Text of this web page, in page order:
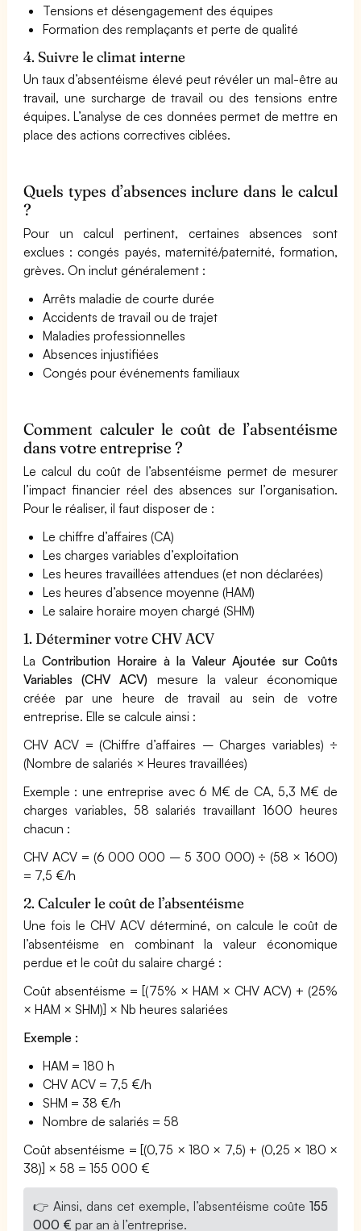
Tensions et désengagement des équipes
Formation des remplaçants et perte de qualité
4. Suivre le climat interne
Un taux d’absentéisme élevé peut révéler un mal-être au
travail, une surcharge de travail ou des tensions entre
équipes. L’analyse de ces données permet de mettre en
place des actions correctives ciblées.
Quels types d’absences inclure dans le calcul
?
Pour un calcul pertinent, certaines absences sont
exclues : congés payés, maternité/paternité, formation,
grèves. On inclut généralement :
Arrêts maladie de courte durée
Accidents de travail ou de trajet
Maladies professionnelles
Absences injustifiées
Congés pour événements familiaux
Comment calculer le coût de l’absentéisme
dans votre entreprise ?
Le calcul du coût de l’absentéisme permet de mesurer
l’impact financier réel des absences sur l’organisation.
Pour le réaliser, il faut disposer de :
Le chiffre d’affaires (CA)
Les charges variables d’exploitation
Les heures travaillées attendues (et non déclarées)
Les heures d’absence moyenne (HAM)
Le salaire horaire moyen chargé (SHM)
1. Déterminer votre CHV ACV
La Contribution Horaire à la Valeur Ajoutée sur Coûts
Variables (CHV ACV) mesure la valeur économique
créée par une heure de travail au sein de votre
entreprise. Elle se calcule ainsi :
CHV ACV = (Chiffre d’affaires – Charges variables) ÷
(Nombre de salariés × Heures travaillées)
Exemple : une entreprise avec 6 M€ de CA, 5,3 M€ de
charges variables, 58 salariés travaillant 1600 heures
chacun :
CHV ACV = (6 000 000 – 5 300 000) ÷ (58 × 1600)
= 7,5 €/h
2. Calculer le coût de l’absentéisme
Une fois le CHV ACV déterminé, on calcule le coût de
l’absentéisme en combinant la valeur économique
perdue et le coût du salaire chargé :
Coût absentéisme = [(75% × HAM × CHV ACV) + (25%
× HAM × SHM)] × Nb heures salariées
Exemple :
HAM = 180 h
CHV ACV = 7,5 €/h
SHM = 38 €/h
Nombre de salariés = 58
Coût absentéisme = [(0,75 × 180 × 7,5) + (0,25 × 180 ×
38)] × 58 = 155 000 €
👉 Ainsi, dans cet exemple, l’absentéisme coûte 155
000 € par an à l’entreprise.